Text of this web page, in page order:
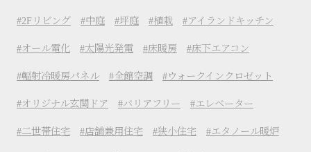
2Fリビング 中庭 坪庭 植栽 アイランドキッチン
オール電化 太陽光発電 床暖房 床下エアコン
輻射冷暖房パネル 全館空調 ウォークインクロゼット
オリジナル玄関ドア バリアフリー エレベーター
二世帯住宅 店舗兼用住宅 狭小住宅 エタノール暖炉